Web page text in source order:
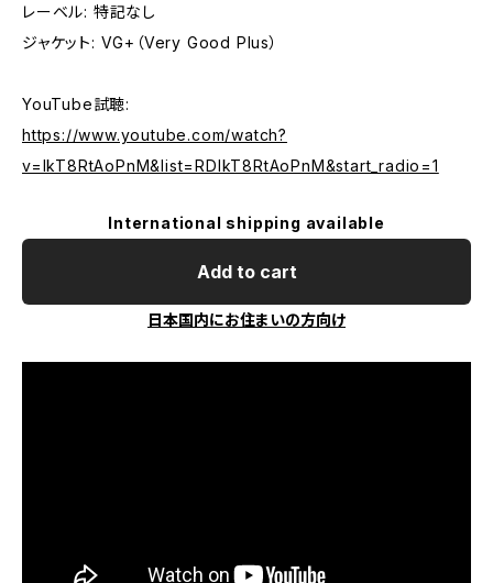
レーベル: 特記なし
ジャケット: VG+（Very Good Plus）
YouTube試聴:
https://www.youtube.com/watch?
v=lkT8RtAoPnM&list=RDlkT8RtAoPnM&start_radio=1
International shipping available
Add to cart
日本国内にお住まいの方向け